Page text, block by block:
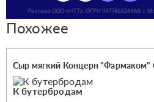
Похожее
Сыр мягкий Концерн "Фармаком"
К бутербродам